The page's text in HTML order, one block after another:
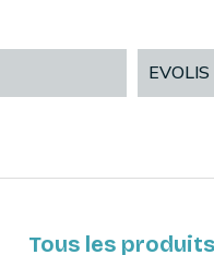
EVOLIS
Tous les produits